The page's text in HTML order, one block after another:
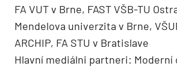
FA VUT v Brne, FAST VŠB-TU
Mendelova univerzita v Brne,
ARCHIP, FA STU v Bratislave
Hlavní mediálni partneri: Moderní